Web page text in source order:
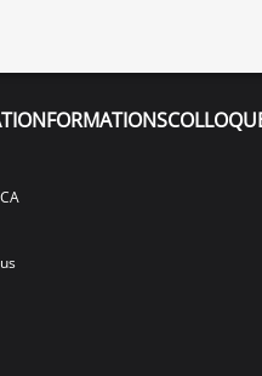
FORMATIONS